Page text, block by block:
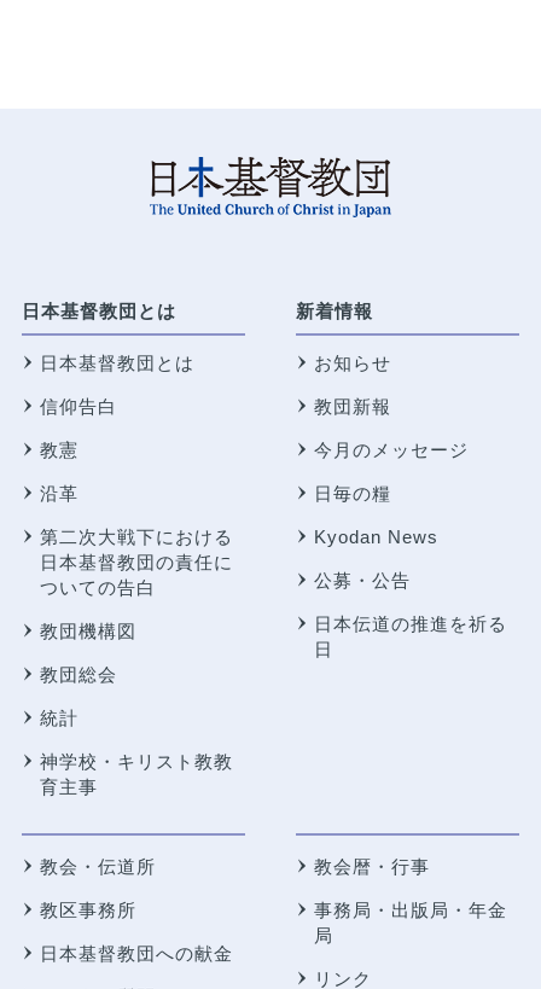
日本基督教団とは
日本基督教団とは
信仰告白
教憲
沿革
第二次大戦下における
日本基督教団の責任に
ついての告白
教団機構図
教団総会
統計
神学校・キリスト教教
育主事
新着情報
お知らせ
教団新報
今月のメッセージ
日毎の糧
Kyodan News
公募・公告
日本伝道の推進を祈る
日
教会・伝道所
教区事務所
日本基督教団への献金
教会暦・行事
事務局・出版局・年金
局
リンク